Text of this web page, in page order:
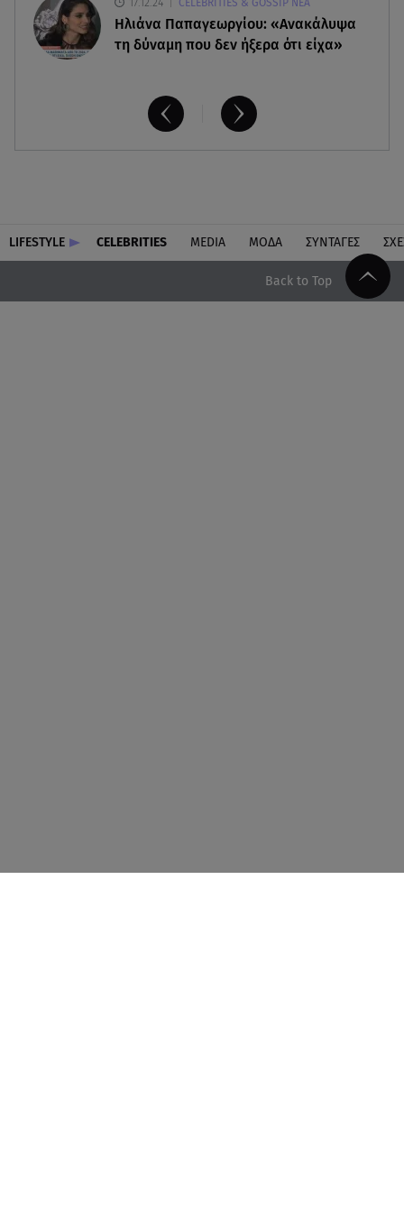
CELEBRITIES & GOSSIP ΝΕΑ
Ηλιάνα Παπαγεωργίου: «Ανακάλυψα
τη δύναμη που δεν ήξερα ότι είχα»
LIFESTYLE CELEBRITIES MEDIA ΜΟΔΑ ΣΥΝΤΑΓΕΣ
Back to Top